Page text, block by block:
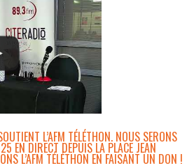
L’AFM TÉLÉTHON. NOUS SERONS
EN DIRECT DEPUIS LA PLACE JEAN
L’AFM TÉLÉTHON EN FAISANT UN DON !